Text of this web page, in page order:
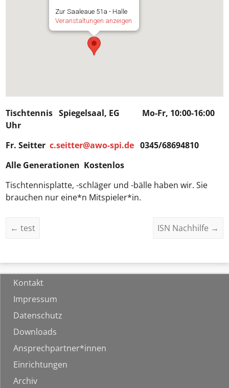
Zur Saaleaue 51a - Halle
Veranstaltungen anzeigen
Tischtennis Spiegelsaal, EG Mo-Fr, 10:00-16:00
Uhr
Fr. Seitterc.seitter@awo-spi.de 0345/68694810
Alle Generationen Kostenlos
Tischtennisplatte, -schläger und -bälle haben wir. Sie
brauchen nur eine*n Mitspieler*in.
← test ISN Nachhilfe →
Kontakt
Impressum
Datenschutz
Downloads
Ansprechpartner*innen
Einrichtungen
Archiv